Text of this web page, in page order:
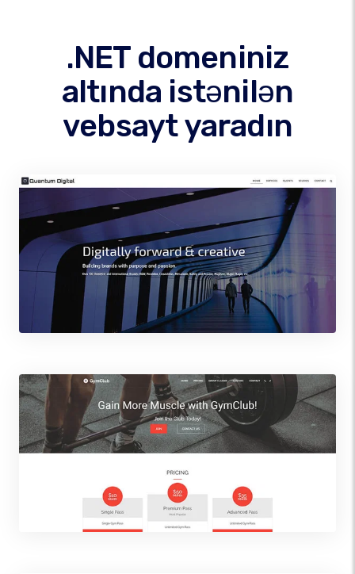
.NET domeniniz
altında istənilən
vebsayt yaradın